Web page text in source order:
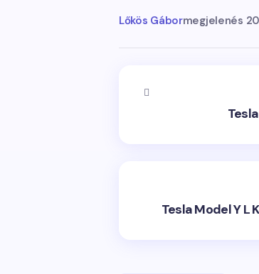
Lőkös Gábormegjelenés
Tesla Model Y